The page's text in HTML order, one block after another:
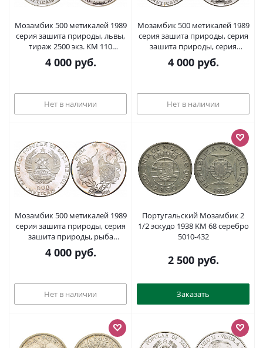
Мозамбик 500 метикалей 1989
серия зашита природы, львы,
тираж 2500 экз. KM 110
серебро PROOF 000-000-00
4 000руб.
Нет в наличии
Мозамбик 500 метикалей 1989
серия зашита природы, серия
зашита природы, серия
зашита природы, рыба
мавританский идол, тираж
4 000руб.
Нет в наличии
Мозамбик 500 метикалей 1989
серия зашита природы, серия
зашита природы, рыба
мавританский идол, тираж
2000 экз. KM 111 серебро
4 000руб.
Нет в наличии
Португальский Мозамбик 2
1/2 эскудо 1938 KM 68 серебро
5010-432
2 500руб.
Заказать